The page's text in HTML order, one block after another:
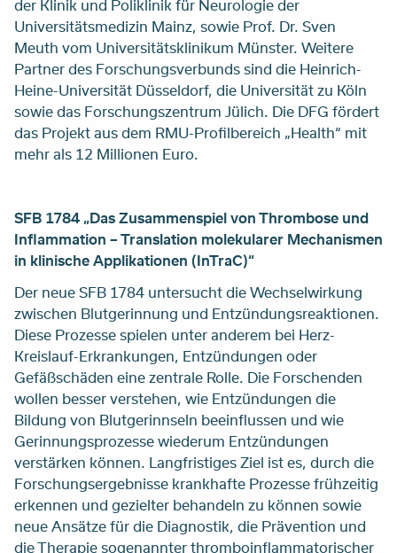
der Klinik und Poliklinik für Neurologie der
Universitätsmedizin Mainz, sowie Prof. Dr. Sven
Meuth vom Universitätsklinikum Münster. Weitere
Partner des Forschungsverbunds sind die Heinrich-
Heine-Universität Düsseldorf, die Universität zu Köln
sowie das Forschungszentrum Jülich. Die DFG fördert
das Projekt aus dem RMU-Profilbereich „Health“ mit
mehr als 12 Millionen Euro.
SFB 1784 „Das Zusammenspiel von Thrombose und
Inflammation – Translation molekularer Mechanismen
in klinische Applikationen (InTraC)“
Der neue SFB 1784 untersucht die Wechselwirkung
zwischen Blutgerinnung und Entzündungsreaktionen.
Diese Prozesse spielen unter anderem bei Herz-
Kreislauf-Erkrankungen, Entzündungen oder
Gefäßschäden eine zentrale Rolle. Die Forschenden
wollen besser verstehen, wie Entzündungen die
Bildung von Blutgerinnseln beeinflussen und wie
Gerinnungsprozesse wiederum Entzündungen
verstärken können. Langfristiges Ziel ist es, durch die
Forschungsergebnisse krankhafte Prozesse frühzeitig
erkennen und gezielter behandeln zu können sowie
neue Ansätze für die Diagnostik, die Prävention und
die Therapie sogenannter thromboinflammatorischer